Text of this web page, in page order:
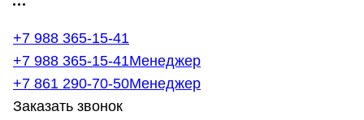
+7 988 365-15-41
+7 988 365-15-41Менеджер
+7 861 290-70-50Менеджер
Заказать звонок